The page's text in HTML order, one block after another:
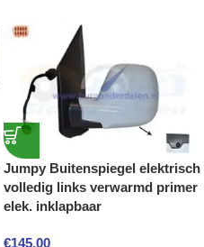
Jumpy Buitenspiegel elektrisch
volledig links verwarmd primer
elek. inklapbaar
€145,00